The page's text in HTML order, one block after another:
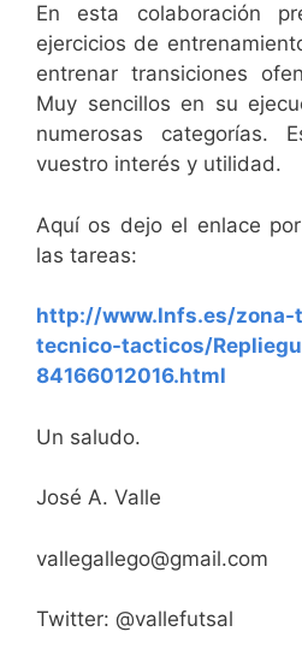
En esta colaboración
ejercicios de
entrenar transiciones
Muy sencillos en su
numerosas categorías.
vuestro interés y utilidad.
Aquí os dejo el enlace
las tareas:
http://www.lnfs.es/
tecnico-tacticos/
84166012016.html
Un saludo.
José A. Valle
vallegallego@gmail.com
Twitter: @vallefutsal